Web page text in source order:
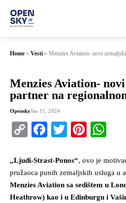
Home » Vesti » Menzies Aviation- novi
Menzies Aviation-
partner na
OpenskyJan 11, 2024
CopyFacebook
Twitter
„Ljudi-Strast-Ponos“, ovo je
pružaoca punih zemaljskih usluga u
Menzies Aviation sa sedištem u
Heathrow) kao i u Edinburgu i